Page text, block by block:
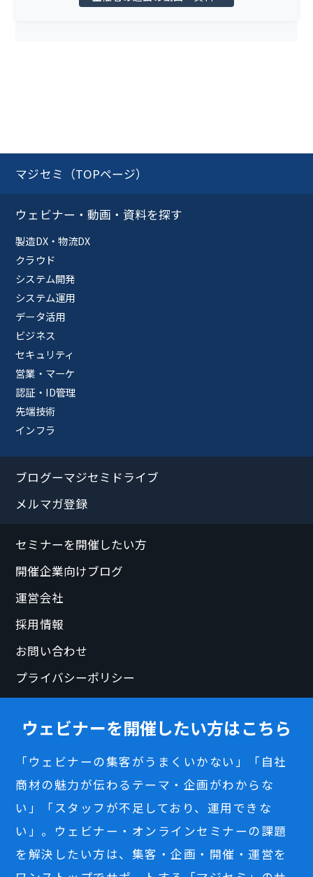
マジセミ（TOPページ）
ウェビナー・動画・資料を探す
製造DX・物流DX
クラウド
システム開発
システム運用
データ活用
ビジネス
セキュリティ
営業・マーケ
認証・ID管理
先端技術
インフラ
ブログーマジセミドライブ
メルマガ登録
セミナーを開催したい方
開催企業向けブログ
運営会社
採用情報
お問い合わせ
プライバシーポリシー
ウェビナーを開催したい方はこちら
「ウェビナーの集客がうまくいかない」「自社
商材の魅力が伝わるテーマ・企画がわからな
い」「スタッフが不足しており、運用できな
い」。ウェビナー・オンラインセミナーの課題
を解決したい方は、集客・企画・開催・運営を